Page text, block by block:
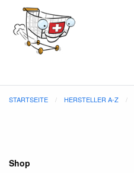
STARTSEITE HERSTELLER A-Z
Shop